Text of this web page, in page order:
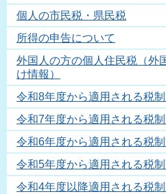
個人の市民税・県民税
所得の申告について
外国人の方の個人住民税（外
け情報）
令和8年度から適用される税
令和7年度から適用される税
令和6年度から適用される税
令和5年度から適用される税
令和4年度以降適用される税